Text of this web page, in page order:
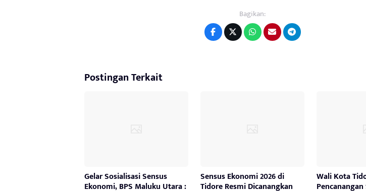
Bagikan:
Postingan Terkait
Gelar Sosialisasi Sensus
Ekonomi, BPS Maluku Utara :
Sensus Ekonomi 2026 di
Tidore Resmi Dicanangkan
Wali Kota
Pencanangan